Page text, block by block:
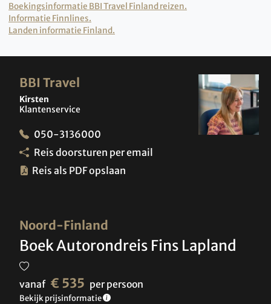
Boekingsinformatie BBI Travel Finland reizen.
Informatie Finnlines.
Landen informatie Finland.
Noord-Finland
Boek Autorondreis Fins Lapland
vanaf € 535 per persoon
Bekijk prijsinformatie
BBI Travel
Kirsten
Klantenservice
050-3136000
Reis doorsturen per email
Reis als PDF opslaan